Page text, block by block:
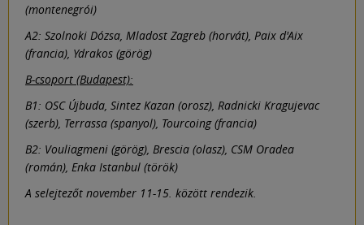
(montenegrói)
A2: Szolnoki Dózsa, Mladost Zagreb (horvát), Paix d'Aix
(francia), Ydrakos (görög)
B-csoport (Budapest):
B1: OSC Újbuda, Sintez Kazan (orosz), Radnicki Kragujevac
(szerb), Terrassa (spanyol), Tourcoing (francia)
B2: Vouliagmeni (görög), Brescia (olasz), CSM Oradea
(román), Enka Istanbul (török)
A selejtezőt november 11-15. között rendezik.